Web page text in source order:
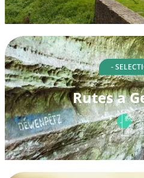
-
Rutes a